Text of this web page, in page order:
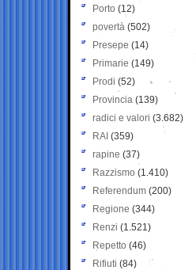
Porto (12)
povertà (502)
Presepe (14)
Primarie (149)
Prodi (52)
Provincia (139)
radici e valori (3.682)
RAI (359)
rapine (37)
Razzismo (1.410)
Referendum (200)
Regione (344)
Renzi (1.521)
Repetto (46)
Rifiuti (84)